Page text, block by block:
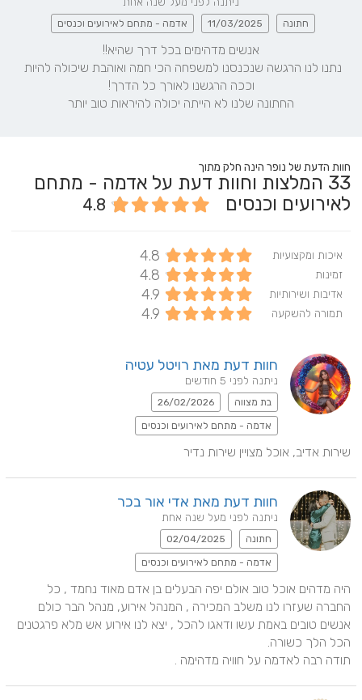
חתונה 11/03/2025 אדמה - מתחם לאירועים וכנסים
החתונה שלנו לא הייתה יכולה להיראות טוב יותר
חוות הדעת של נופר הינה חלק מתוך
33 המלצות וחוות דעת על אדמה - מתחם
לאירועים וכנסים
4.8
איכות ומקצועיות 4.8
זמינות 4.8
אדיבות ושירותיות 4.9
תמורה להשקעה 4.9
חוות דעת מאת רויטל עטיה
ניתנה לפני 5 חודשים
בת מצווה 26/02/2026
אדמה - מתחם לאירועים וכנסים
שירות אדיב, אוכל מצויין שירות נדיר
חוות דעת מאת אדי אור בכר
ניתנה לפני מעל שנה אחת
חתונה 02/04/2025
אדמה - מתחם לאירועים וכנסים
תודה רבה לאדמה על חוויה מדהימה .